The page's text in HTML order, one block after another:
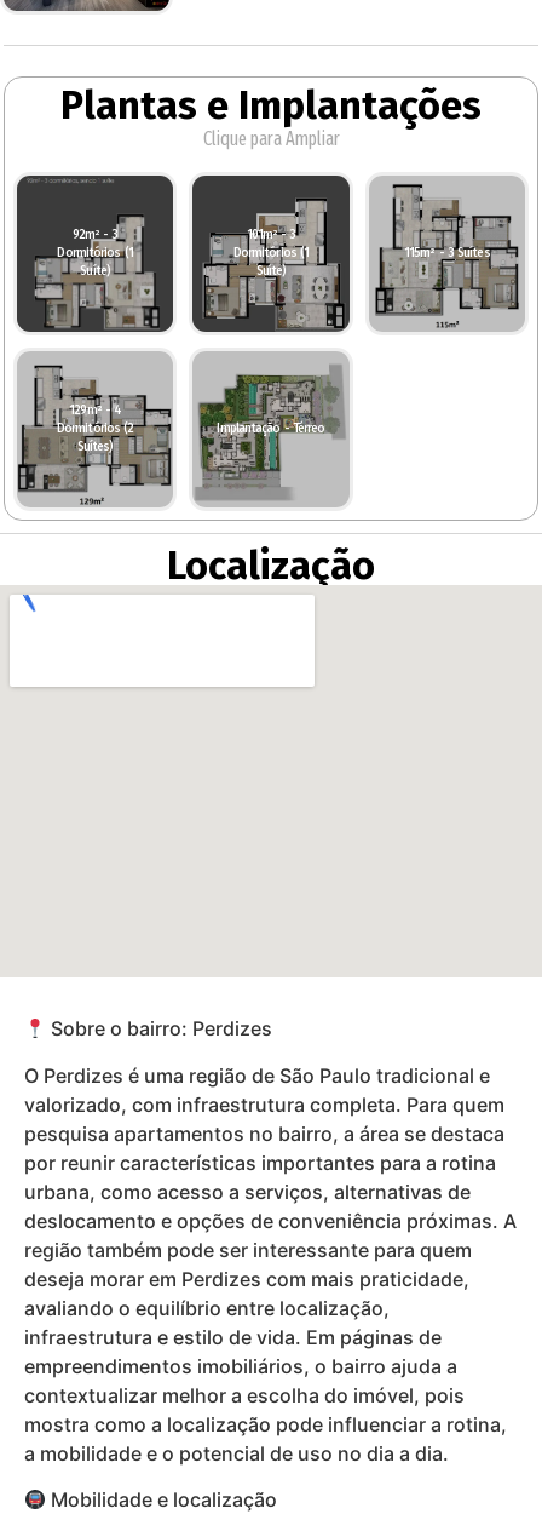
Plantas e Implantações
Clique para Ampliar
92m² - 3
Dormitórios (1
Suíte)
101m² - 3
Dormitórios (1
Suíte)
115m² - 3 Suítes
129m² - 4
Dormitórios (2
Suítes)
Implantação - Térreo
Localização
Sobre o bairro: Perdizes
O Perdizes é uma região de São Paulo tradicional e
valorizado, com infraestrutura completa. Para quem
pesquisa apartamentos no bairro, a área se destaca
por reunir características importantes para a rotina
urbana, como acesso a serviços, alternativas de
deslocamento e opções de conveniência próximas. A
região também pode ser interessante para quem
deseja morar em Perdizes com mais praticidade,
avaliando o equilíbrio entre localização,
infraestrutura e estilo de vida. Em páginas de
empreendimentos imobiliários, o bairro ajuda a
contextualizar melhor a escolha do imóvel, pois
mostra como a localização pode influenciar a rotina,
a mobilidade e o potencial de uso no dia a dia.
Mobilidade e localização